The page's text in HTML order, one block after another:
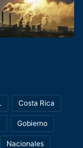
Costa Rica
Gobierno
Nacionales